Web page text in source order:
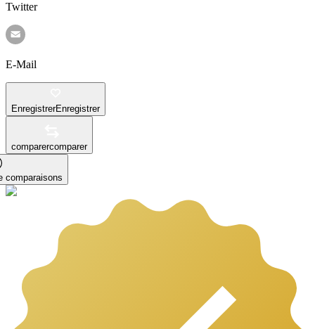
Twitter
E-Mail
EnregistrerEnregistrer
comparercomparer
comparaisons